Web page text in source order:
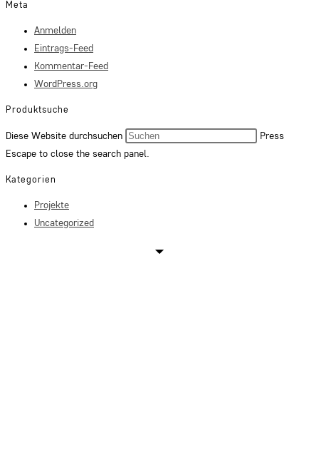
Meta
Anmelden
Eintrags-Feed
Kommentar-Feed
WordPress.org
Produktsuche
Diese Website durchsuchen
Press
Escape to close the search panel.
Kategorien
Projekte
Uncategorized